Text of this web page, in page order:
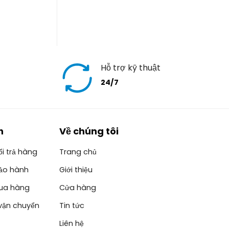
Hỗ trợ kỹ thuật
24/7
trả hàng
hành
hàng
chuyển
Về chúng tôi
Trang chủ
Giới thiệu
Cửa hàng
Tin tức
Liên hệ